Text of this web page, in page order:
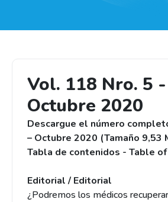
Vol. 118 Nro. 5 -
Octubre 2020
Descargue el número
– Octubre 2020 (Tamaño 9,53
Tabla de contenidos - Table
Editorial / Editorial
¿Podremos los médicos